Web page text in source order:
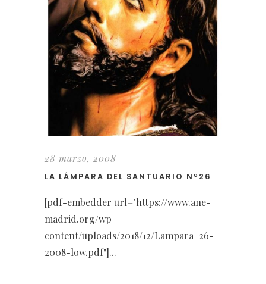
28 marzo, 2008
LA LÁMPARA DEL SANTUARIO Nº26
[pdf-embedder url="https://www.ane-
madrid.org/wp-
content/uploads/2018/12/Lampara_26-
2008-low.pdf"]...